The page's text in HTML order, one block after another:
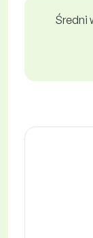
Średni